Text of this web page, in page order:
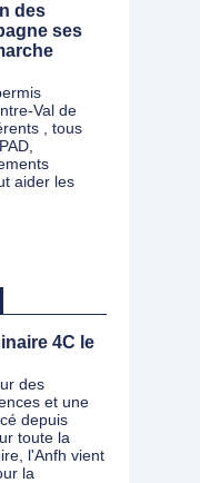
des
ses
Val de
, tous
aider les
4C le
des
et une
depuis
toute la
l'Anfh vient
la